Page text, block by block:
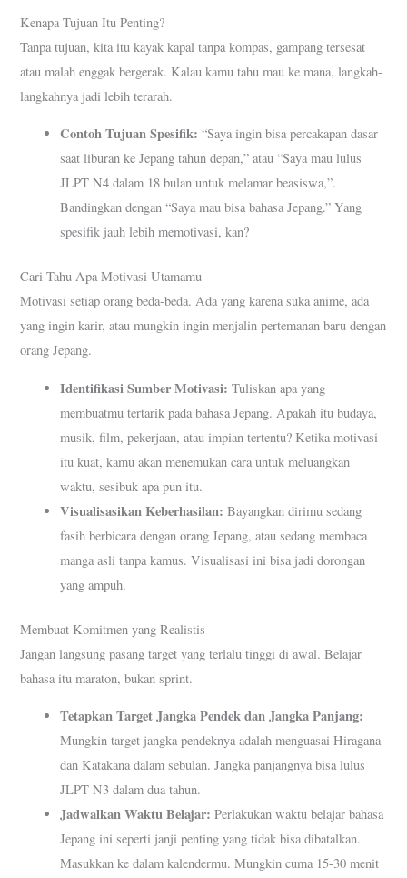
Kenapa Tujuan Itu Penting?
Tanpa tujuan, kita itu kayak kapal tanpa kompas, gampang tersesat
atau malah enggak bergerak. Kalau kamu tahu mau ke mana, langkah-
langkahnya jadi lebih terarah.
Contoh Tujuan Spesifik: “Saya ingin bisa percakapan dasar
saat liburan ke Jepang tahun depan,” atau “Saya mau lulus
JLPT N4 dalam 18 bulan untuk melamar beasiswa,”.
Bandingkan dengan “Saya mau bisa bahasa Jepang.” Yang
spesifik jauh lebih memotivasi, kan?
Cari Tahu Apa Motivasi Utamamu
Motivasi setiap orang beda-beda. Ada yang karena suka anime, ada
yang ingin karir, atau mungkin ingin menjalin pertemanan baru dengan
orang Jepang.
Identifikasi Sumber Motivasi: Tuliskan apa yang
membuatmu tertarik pada bahasa Jepang. Apakah itu budaya,
musik, film, pekerjaan, atau impian tertentu? Ketika motivasi
itu kuat, kamu akan menemukan cara untuk meluangkan
waktu, sesibuk apa pun itu.
Visualisasikan Keberhasilan: Bayangkan dirimu sedang
fasih berbicara dengan orang Jepang, atau sedang membaca
manga asli tanpa kamus. Visualisasi ini bisa jadi dorongan
yang ampuh.
Membuat Komitmen yang Realistis
Jangan langsung pasang target yang terlalu tinggi di awal. Belajar
bahasa itu maraton, bukan sprint.
Tetapkan Target Jangka Pendek dan Jangka Panjang:
Mungkin target jangka pendeknya adalah menguasai Hiragana
dan Katakana dalam sebulan. Jangka panjangnya bisa lulus
JLPT N3 dalam dua tahun.
Jadwalkan Waktu Belajar: Perlakukan waktu belajar bahasa
Jepang ini seperti janji penting yang tidak bisa dibatalkan.
Masukkan ke dalam kalendermu. Mungkin cuma 15-30 menit